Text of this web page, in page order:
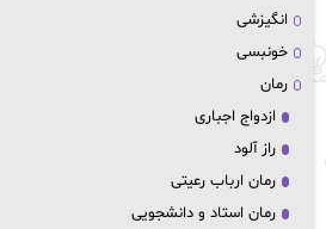
انگیزشی
خونبسی
رمان
ازدواج اجباری
راز آلود
رمان ارباب رعیتی
رمان استاد و دانشجویی